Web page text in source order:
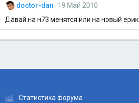
doctor-dan
19 Май 2010
Давай.на н73 менятся.или на новый
Статистика форума